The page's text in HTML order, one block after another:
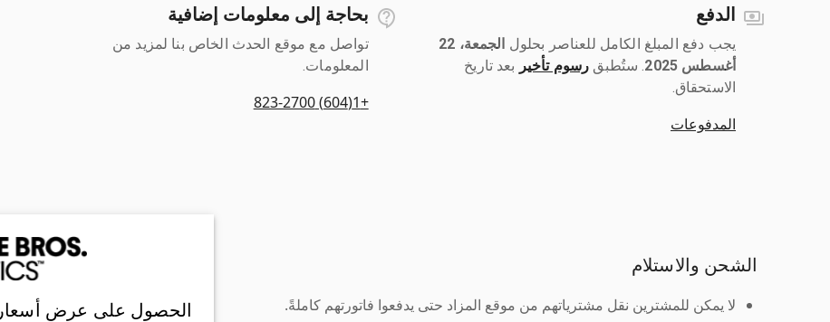
الدفع
يجب دفع المبلغ الكامل للعناصر بحلول ‎
الجمعة، 22
أغسطس 2025
رسوم تأخير بعد تاريخ
الاستحقاق.
المدفوعات
بحاجة إلى معلومات إضافية
تواصل مع موقع الحدث الخاص بنا لمزيد من
المعلومات.
+1(604) 823-2700
الشحن والاستلام
لا يمكن للمشترين نقل مشترياتهم من موقع المزاد حتى يدفعوا فاتورتهم كاملةً.
الحصول على عرض أسعار